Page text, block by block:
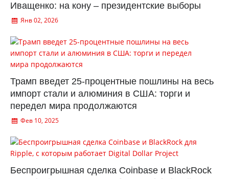
Иващенко: на кону – президентские выборы
Янв 02, 2026
Трамп введет 25-процентные пошлины на весь
импорт стали и алюминия в США: торги и
передел мира продолжаются
Фев 10, 2025
Беспроигрышная сделка Coinbase и BlackRock